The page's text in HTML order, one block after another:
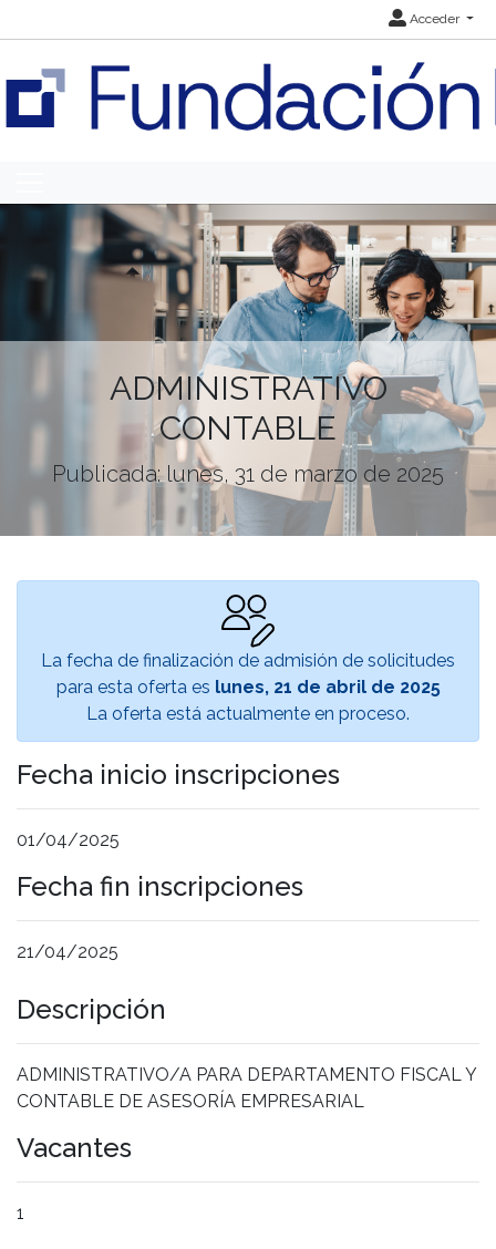
Acceder
ADMINISTRATIVO
CONTABLE
Publicada: lunes, 31 de marzo de 2025
La fecha de finalización de admisión de solicitudes
para esta oferta es lunes, 21 de abril de 2025
La oferta está actualmente en proceso.
Fecha inicio inscripciones
01/04/2025
Fecha fin inscripciones
21/04/2025
Descripción
ADMINISTRATIVO/A PARA DEPARTAMENTO FISCAL Y
CONTABLE DE ASESORÍA EMPRESARIAL
Vacantes
1